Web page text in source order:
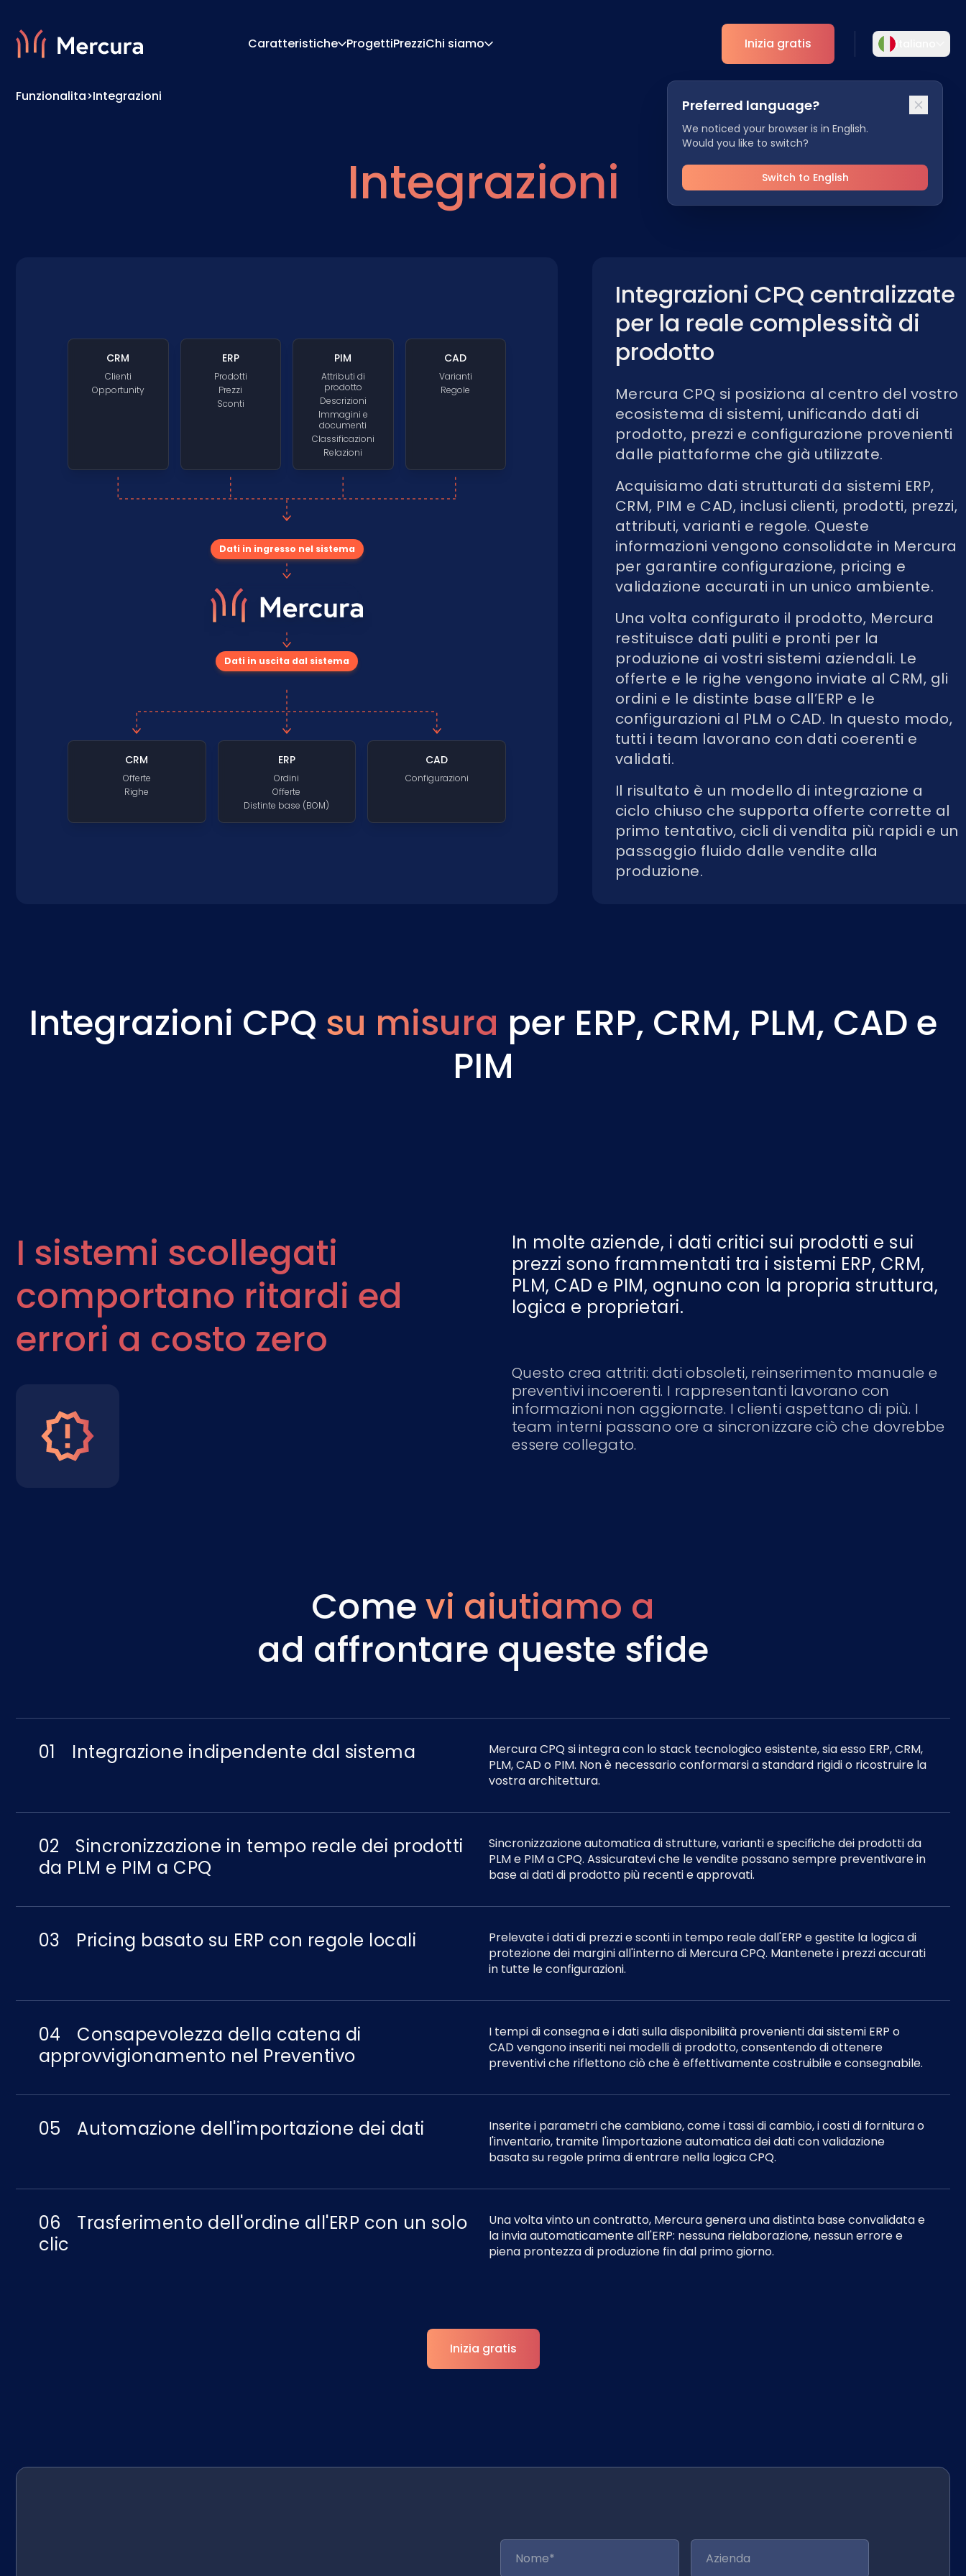
Caratteristiche
Analytics
ProgettiPrezziChi siamo
Partner
Preferred language?
We noticed your browser is in English.
Would you like to switch?
Switch to English
Inizia gratis
Scegliete la vostra lingua preferita per
un'esperienza più personalizzata.
English Deutsch
Español Dansk
Français
FR
日本語
JA
Nederlands
Funzionalita>Integrazioni
Integrazioni
CRM
Clienti
Opportunity
ERP
Prodotti
Prezzi
Sconti
PIM
Attributi di
prodotto
Descrizioni
Immagini e
documenti
Classificazioni
Relazioni
CAD
Varianti
Regole
Dati in ingresso nel sistema
Dati in uscita dal sistema
CRM
Offerte
Righe
ERP
Ordini
Offerte
Distinte base (BOM)
CAD
Configurazioni
Integrazioni CPQ centralizzate
per la reale complessità di
prodotto
Mercura CPQ si posiziona al centro del vostro
ecosistema di sistemi, unificando dati di
prodotto, prezzi e configurazione provenienti
dalle piattaforme che già utilizzate.
Acquisiamo dati strutturati da sistemi ERP,
CRM, PIM e CAD, inclusi clienti, prodotti, prezzi,
attributi, varianti e regole. Queste
informazioni vengono consolidate in Mercura
per garantire configurazione, pricing e
validazione accurati in un unico ambiente.
Una volta configurato il prodotto, Mercura
restituisce dati puliti e pronti per la
produzione ai vostri sistemi aziendali. Le
offerte e le righe vengono inviate al CRM, gli
ordini e le distinte base all’ERP e le
configurazioni al PLM o CAD. In questo modo,
tutti i team lavorano con dati coerenti e
validati.
Il risultato è un modello di integrazione a
ciclo chiuso che supporta offerte corrette al
primo tentativo, cicli di vendita più rapidi e un
passaggio fluido dalle vendite alla
produzione.
Integrazioni CPQ su misura per ERP, CRM, PLM, CAD e
PIM
I sistemi scollegati
comportano ritardi ed
errori a costo zero
In molte aziende, i dati critici sui prodotti e sui
prezzi sono frammentati tra i sistemi ERP, CRM,
PLM, CAD e PIM, ognuno con la propria struttura,
logica e proprietari.
Questo crea attriti: dati obsoleti, reinserimento manuale e
preventivi incoerenti. I rappresentanti lavorano con
informazioni non aggiornate. I clienti aspettano di più. I
team interni passano ore a sincronizzare ciò che dovrebbe
essere collegato.
Comevi aiutiamo a
ad affrontare queste sfide
01 Integrazione indipendente dal sistema
Mercura CPQ si integra con lo stack tecnologico esistente, sia esso ERP, CRM,
PLM, CAD o PIM. Non è necessario conformarsi a standard rigidi o ricostruire la
vostra architettura.
02
Sincronizzazione in tempo reale dei prodotti
da PLM e PIM a CPQ
Sincronizzazione automatica di strutture, varianti e specifiche dei prodotti da
PLM e PIM a CPQ. Assicuratevi che le vendite possano sempre preventivare in
base ai dati di prodotto più recenti e approvati.
03 Pricing basato su ERP con regole locali
Prelevate i dati di prezzi e sconti in tempo reale dall'ERP e gestite la logica di
protezione dei margini all'interno di Mercura CPQ. Mantenete i prezzi accurati
in tutte le configurazioni.
04
Consapevolezza della catena di
approvvigionamento nel Preventivo
I tempi di consegna e i dati sulla disponibilità provenienti dai sistemi ERP o
CAD vengono inseriti nei modelli di prodotto, consentendo di ottenere
preventivi che riflettono ciò che è effettivamente costruibile e consegnabile.
05 Automazione dell'importazione dei dati
Inserite i parametri che cambiano, come i tassi di cambio, i costi di fornitura o
l'inventario, tramite l'importazione automatica dei dati con validazione
basata su regole prima di entrare nella logica CPQ.
06
Trasferimento dell'ordine all'ERP con un solo
clic
Una volta vinto un contratto, Mercura genera una distinta base convalidata e
la invia automaticamente all'ERP: nessuna rielaborazione, nessun errore e
piena prontezza di produzione fin dal primo giorno.
Inizia gratis